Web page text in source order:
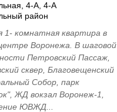
4-А, 4-А
район
1- комнатная квартира в
Воронежа. В шаговой
Петровский Пассаж,
сквер, Благовещенский
Собор, парк
ЖД вокзал Воронеж-1,
ЮВЖД...